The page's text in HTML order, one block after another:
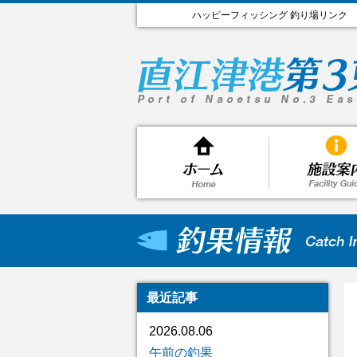
ハッピーフィッシング 釣り場リンク
最近記事
2026.08.06
午前の釣果